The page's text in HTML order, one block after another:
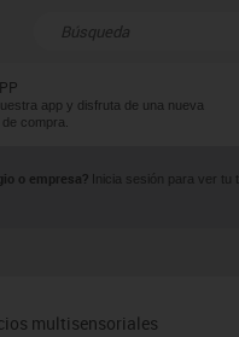
app y disfruta de una nueva
compra.
o empresa? Inicia sesión para ver tu
Resultados de la
multisensoriales